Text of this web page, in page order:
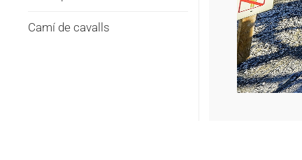
Camí de cavalls